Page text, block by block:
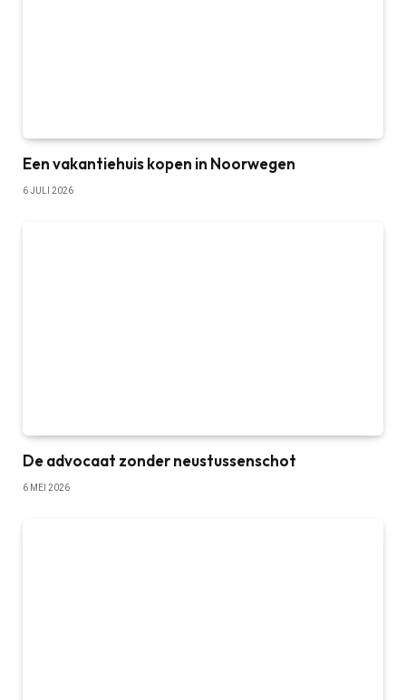
Een vakantiehuis kopen in Noorwegen
6 JULI 2026
De advocaat zonder neustussenschot
6 MEI 2026